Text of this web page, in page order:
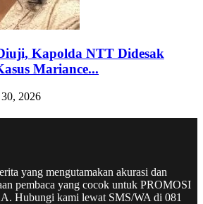
Kapolda NTT Didesak
Mariance...
2026
yang mengutamakan akurasi dan
pembaca yang cocok untuk PROMOSI
Hubungi kami lewat SMS/WA di 081